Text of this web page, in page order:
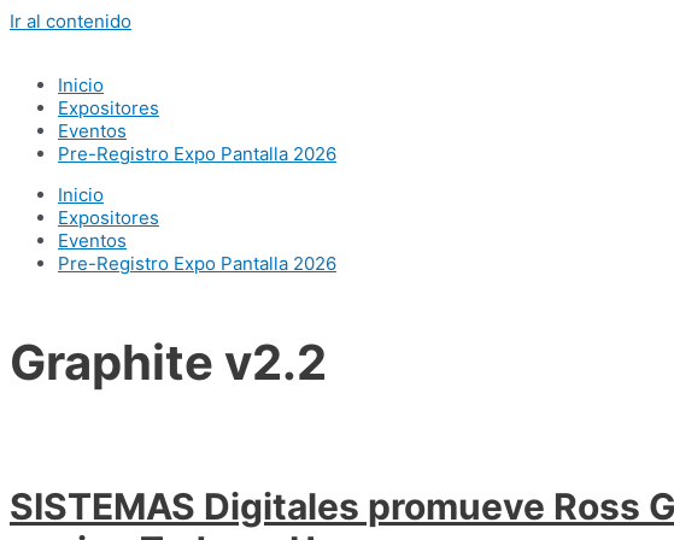
Ir al contenido
Inicio
Expositores
Eventos
Pre-Registro Expo Pantalla 2026
Inicio
Expositores
Eventos
Pre-Registro Expo Pantalla 2026
Graphite v2.2
SISTEMAS Digitales promueve Ross